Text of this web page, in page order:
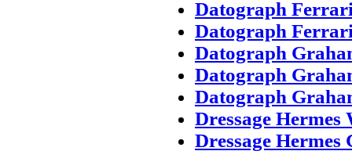
Datograph
Datograph
Datograph
Datograph
Datograph
Dressage
Dressage Hermes